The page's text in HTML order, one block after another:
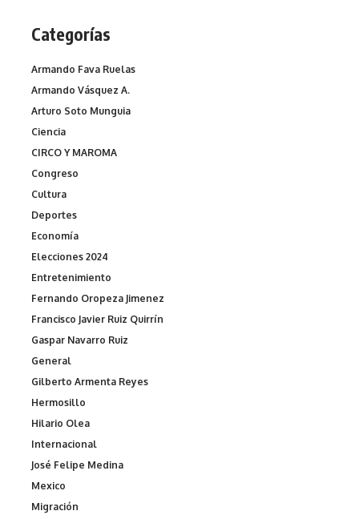
Categorías
Armando Fava Ruelas
Armando Vásquez A.
Arturo Soto Munguia
Ciencia
CIRCO Y MAROMA
Congreso
Cultura
Deportes
Economía
Elecciones 2024
Entretenimiento
Fernando Oropeza Jimenez
Francisco Javier Ruiz Quirrín
Gaspar Navarro Ruiz
General
Gilberto Armenta Reyes
Hermosillo
Hilario Olea
Internacional
José Felipe Medina
Mexico
Migración